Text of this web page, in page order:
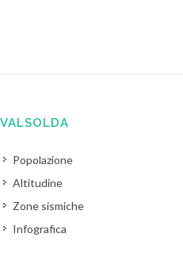
VALSOLDA
Popolazione
Altitudine
Zone sismiche
Infografica